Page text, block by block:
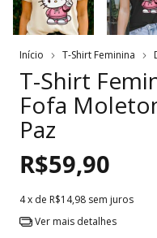
Início T-Shirt Feminina
T-Shirt
Fofa
Paz
R$59,90
4x de R$14,98 sem juros
Ver mais detalhes